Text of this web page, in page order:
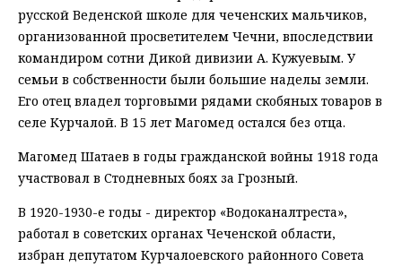
русской Веденской школе для чеченских мальчиков,
организованной просветителем Чечни, впоследствии
командиром сотни Дикой дивизии А. Кужуевым. У
семьи в собственности были большие наделы земли.
Его отец владел торговыми рядами скобяных товаров в
селе Курчалой. В 15 лет Магомед остался без отца.
Магомед Шатаев в годы гражданской войны 1918 года
участвовал в Стодневных боях за Грозный.
В 1920-1930-е годы - директор «Водоканалтреста»,
работал в советских органах Чеченской области,
избран депутатом Курчалоевского районного Совета